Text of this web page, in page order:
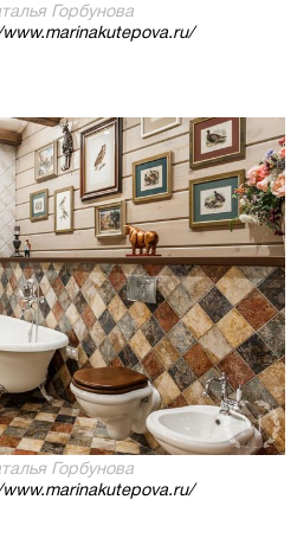
Горбунова
Горбунова